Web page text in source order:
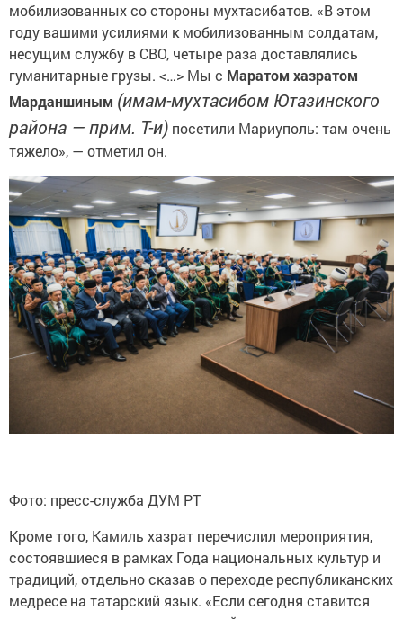
мобилизованных со стороны мухтасибатов. «В этом
году вашими усилиями к мобилизованным солдатам,
несущим службу в СВО, четыре раза доставлялись
гуманитарные грузы. <…> Мы с Маратом хазратом
Марданшиным (имам-мухтасибом Ютазинского
района — прим. Т-и) посетили Мариуполь: там очень
тяжело», — отметил он.
Фото: пресс-служба ДУМ РТ
Кроме того, Камиль хазрат перечислил мероприятия,
состоявшиеся в рамках Года национальных культур и
традиций, отдельно сказав о переходе республиканских
медресе на татарский язык. «Если сегодня ставится